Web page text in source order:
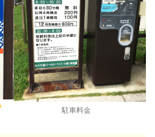
駐車料金